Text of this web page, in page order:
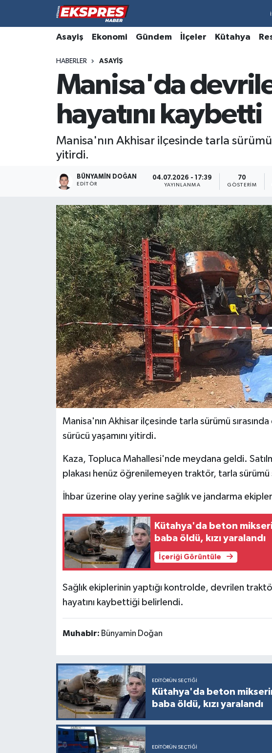
Asayiş Ekonomi Gündem İlçeler Kütahya
HABERLER ASAYIŞ
Manisa'da
hayatını kaybetti
Manisa'nın Akhisar ilçesinde tarla
yitirdi.
BÜNYAMIN DOĞAN
EDITÖR
04.07.2026 - 17:39
YAYINLANMA
70
GÖSTERIM
Manisa'nın Akhisar ilçesinde tarla sürümü
sürücü yaşamını yitirdi.
Kaza, Topluca Mahallesi'nde meydana geldi.
plakası henüz öğrenilemeyen traktör, tarla sürümü
İhbar üzerine olay yerine sağlık ve jandarma
Kütahya'da beton
baba öldü, kızı yaralandı
İçeriği Görüntüle
Sağlık ekiplerinin yaptığı kontrolde, devrilen
hayatını kaybettiği belirlendi.
Muhabir: Bünyamin Doğan
EDITÖRÜN SEÇTIĞI
Kütahya'da beton
baba öldü, kızı yaralandı
EDITÖRÜN SEÇTIĞI
Altıntaş
Aslanapa
Biyografiler
Çavdarhisar
Domaniç
Dumlupınar
Ekonomi
Foto Galeri
Otomobil
Rüya Tabirleri
Şaphane
Hava Durumu
Trafik Durumu
Süper Lig Puan Durumu ve Fikstür
Tüm Manşetler
Son Dakika Haberleri
Haber Arşivi